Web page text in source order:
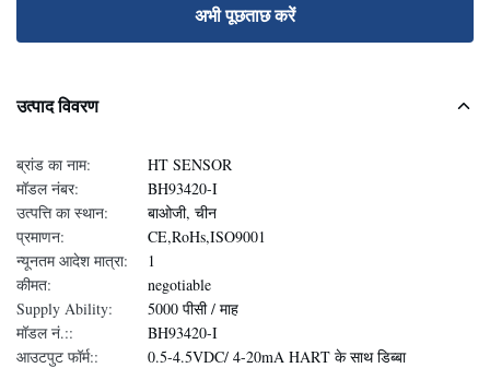
अभी पूछताछ करें
उत्पाद विवरण
ब्रांड का नाम:
HT SENSOR
मॉडल नंबर:
BH93420-I
उत्पत्ति का स्थान:
बाओजी, चीन
प्रमाणन:
CE,RoHs,ISO9001
न्यूनतम आदेश मात्रा:
1
कीमत:
negotiable
Supply Ability:
5000 पीसी / माह
मॉडल नं.::
BH93420-I
आउटपुट फॉर्म::
0.5-4.5VDC/ 4-20mA HART के साथ डिब्बा